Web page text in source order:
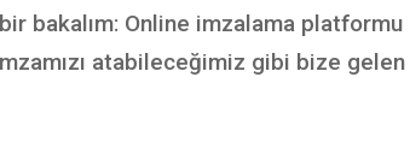
bakalım: Online imzalama platformu
atabileceğimiz gibi bize